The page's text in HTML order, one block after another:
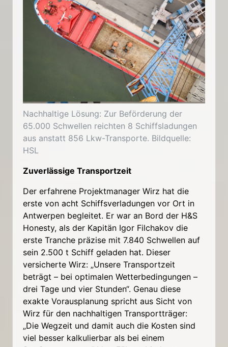
Nachhaltige Lösung: Zur Beförderung der
65.000 Schwellen reichten 8 Schiffsladungen
aus anstatt 856 Lkw-Transporte. Bildquelle:
HSL
Zuverlässige Transportzeit
Der erfahrene Projektmanager Wirz hat die
erste von acht Schiffsverladungen vor Ort in
Antwerpen begleitet. Er war an Bord der H&S
Honesty, als der Kapitän Igor Filchakov die
erste Tranche präzise mit 7.840 Schwellen auf
sein 2.500 t Schiff geladen hat. Dieser
versicherte Wirz: „Unsere Transportzeit
beträgt – bei optimalen Wetterbedingungen –
drei Tage und vier Stunden“. Genau diese
exakte Vorausplanung spricht aus Sicht von
Wirz für den nachhaltigen Transportträger:
„Die Wegzeit und damit auch die Kosten sind
viel besser kalkulierbar als bei einem